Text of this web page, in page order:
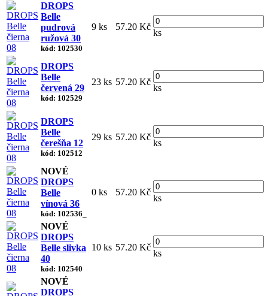
DROPS
Belle
pudrová
ružová 30
kód: 102530
9 ks 57.20 Kč
ks
DROPS
Belle
červená 29
kód: 102529
23 ks 57.20 Kč
ks
DROPS
Belle
čerešňa 12
kód: 102512
29 ks 57.20 Kč
ks
NOVÉ
DROPS
Belle
vínová 36
kód: 102536_
0 ks 57.20 Kč
ks
NOVÉ
DROPS
Belle slivka
40
kód: 102540
10 ks 57.20 Kč
ks
NOVÉ
DROPS